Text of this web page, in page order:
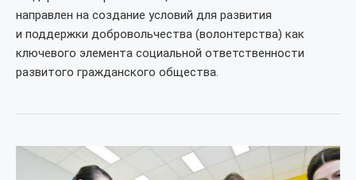
направлен на создание условий для развития
и поддержки добровольчества (волонтерства) как
ключевого элемента социальной ответственности
развитого гражданского общества.